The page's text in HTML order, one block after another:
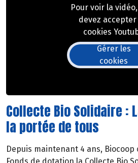
Pour voir la
devez accepter
cookies
Gérer les
cookies
Collecte Bio Solidaire :
la portée de tous
Depuis maintenant 4 ans, Biocoop